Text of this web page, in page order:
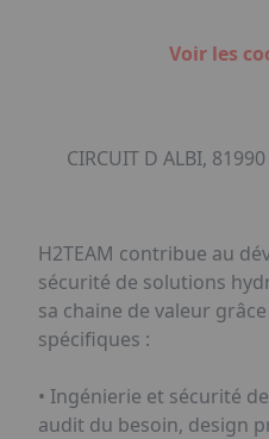
Accéder
Notre
Voir les
CIRCUIT D ALBI, 81990
H2TEAM contribue au
sécurité de solutions
sa chaine de valeur
spécifiques :
• Ingénierie et sécurité
audit du besoin, design